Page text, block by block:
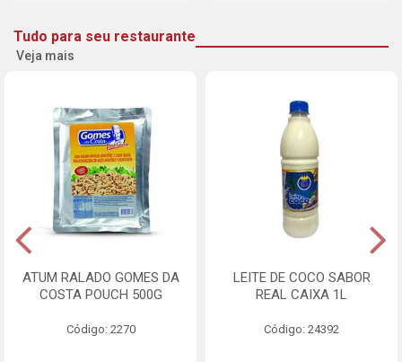
Tudo para seu restaurante
Veja mais
ATUM RALADO GOMES DA
COSTA POUCH 500G
Código: 2270
LEITE DE COCO SABOR
REAL CAIXA 1L
Código: 24392